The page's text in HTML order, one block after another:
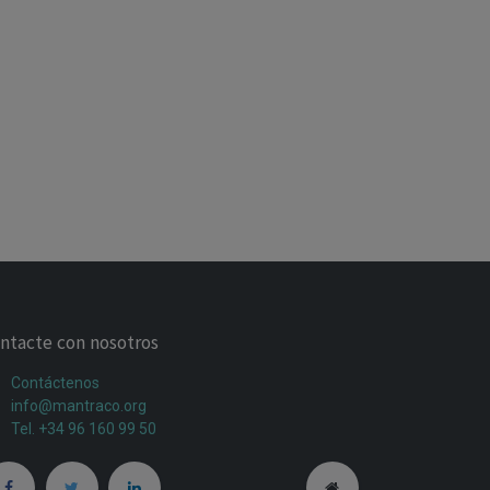
con nosotros
Contáctenos
info@mantraco.org
Tel. +34 96 160 99 50